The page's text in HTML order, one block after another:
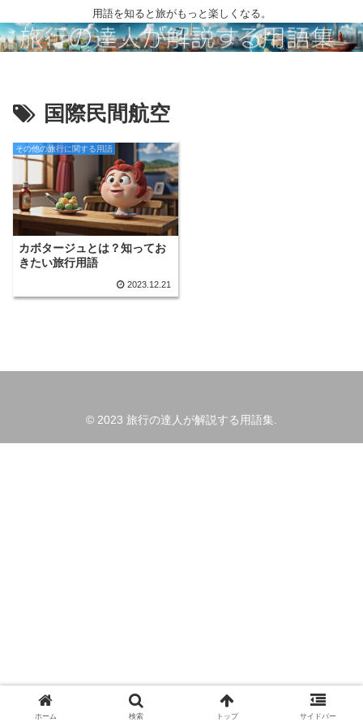
用語を知ると旅がもっと楽しくなる。
国際民間航空
その他の旅行に関する用語
カボタージュとは？知ってお
きたい旅行用語
2023.12.21
© 2023 旅行の達人が解説する用語集.
ホーム 検索 トップ サイドバー